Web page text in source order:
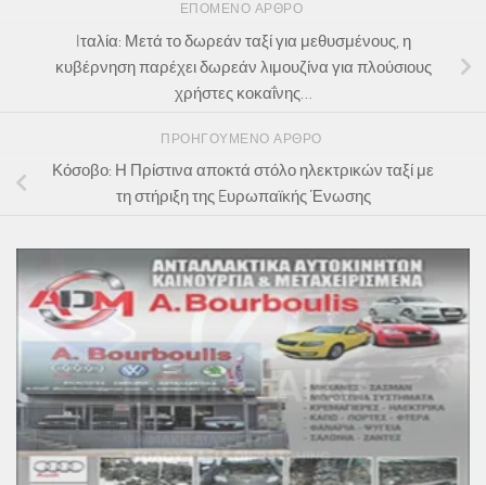
ΕΠΌΜΕΝΟ ΆΡΘΡΟ
Iταλία: Μετά το δωρεάν ταξί για μεθυσμένους, η
κυβέρνηση παρέχει δωρεάν λιμουζίνα για πλούσιους
χρήστες κοκαΐνης…
ΠΡΟΗΓΟΎΜΕΝΟ ΆΡΘΡΟ
Κόσοβο: Η Πρίστινα αποκτά στόλο ηλεκτρικών ταξί με
τη στήριξη της Eυρωπαϊκής Ένωσης